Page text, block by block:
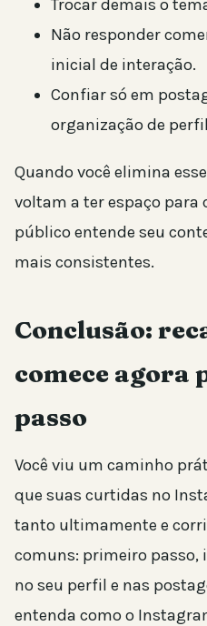
Trocar demais o
Não responder
inicial de interação.
Confiar só em
organização de
Quando você elimina
voltam a ter espaço para
público entende seu
mais consistentes.
Conclusão:
comece agora
passo
Você viu um caminho
que suas curtidas no
tanto ultimamente e
comuns: primeiro
no seu perfil e nas
entenda como o